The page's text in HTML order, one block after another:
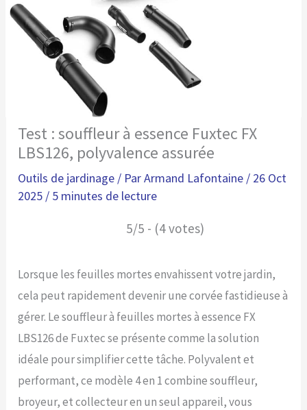
Test : souffleur à essence Fuxtec FX
LBS126, polyvalence assurée
Outils de jardinage / ParArmand Lafontaine / 26 Oct
2025 / 5 minutes de lecture
5/5 - (4 votes)
Lorsque les feuilles mortes envahissent votre jardin,
cela peut rapidement devenir une corvée fastidieuse à
gérer. Le souffleur à feuilles mortes à essence FX
LBS126 de Fuxtec se présente comme la solution
idéale pour simplifier cette tâche. Polyvalent et
performant, ce modèle 4 en 1 combine souffleur,
broyeur, et collecteur en un seul appareil, vous